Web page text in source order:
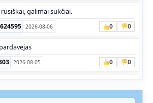
rusiškai, galimai sukčiai.
2026-08-06 0 0
2026-08-05 0 0
2026-08-05 0 0